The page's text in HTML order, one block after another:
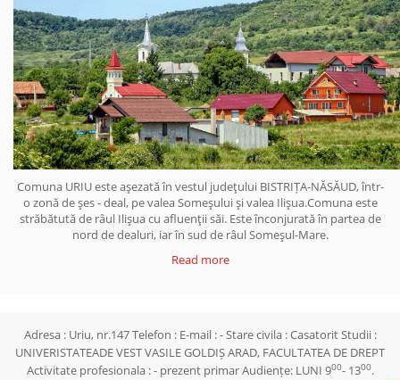
Comuna URIU este aşezată în vestul judeţului BISTRIȚA-NĂSĂUD, într-
o zonă de şes - deal, pe valea Someşului şi valea Ilişua.Comuna este
străbătută de râul Ilişua cu afluenţii săi. Este înconjurată în partea de
nord de dealuri, iar în sud de râul Someşul-Mare.
Read more
Adresa : Uriu, nr.147 Telefon : E-mail : - Stare civila : Casatorit Studii :
UNIVERISTATEADE VEST VASILE GOLDIȘ ARAD, FACULTATEA DE DREPT
Activitate profesionala : - prezent primar Audiențe: LUNI 900- 1300.